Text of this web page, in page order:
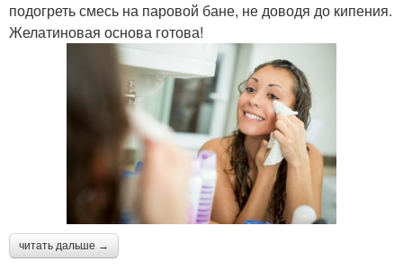
подогреть смесь на паровой бане, не доводя до кипения.
Желатиновая основа готова!
читать дальше →